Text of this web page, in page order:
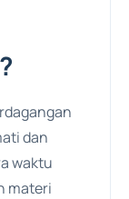
dan
waktu
materi